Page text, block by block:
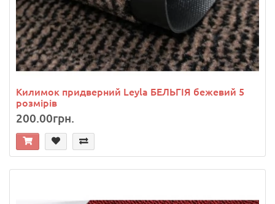
Килимок придверний Leyla БЕЛЬГІЯ бежевий 5
розмірів
200.00грн.